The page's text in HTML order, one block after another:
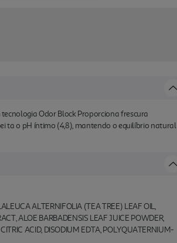
Odor Block Proporciona frescura
ta o pH íntimo (4,8), mantendo o equilíbrio natural
ALTERNIFOLIA (TEA TREE) LEAF OIL,
ALOE BARBADENSIS LEAF JUICE POWDER,
ACID, DISODIUM EDTA, POLYQUATERNIUM-